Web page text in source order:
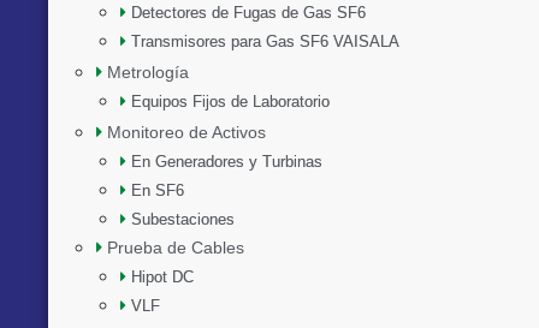
Detectores de Fugas de Gas SF6
Transmisores para Gas SF6 VAISALA
Metrología
Equipos Fijos de Laboratorio
Monitoreo de Activos
En Generadores y Turbinas
En SF6
Subestaciones
Prueba de Cables
Hipot DC
VLF